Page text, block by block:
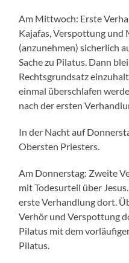
Am Mittwoch: Erste
Kajafas, Verspottung und
(anzunehmen) sicherlich
Sache zu Pilatus. Dann
Rechtsgrundsatz
einmal überschlafen
nach der ersten
In der Nacht auf
Obersten Priesters.
Am Donnerstag: Zweite
mit Todesurteil über
erste Verhandlung dort.
Verhör und Verspottung
Pilatus mit dem
Pilatus.